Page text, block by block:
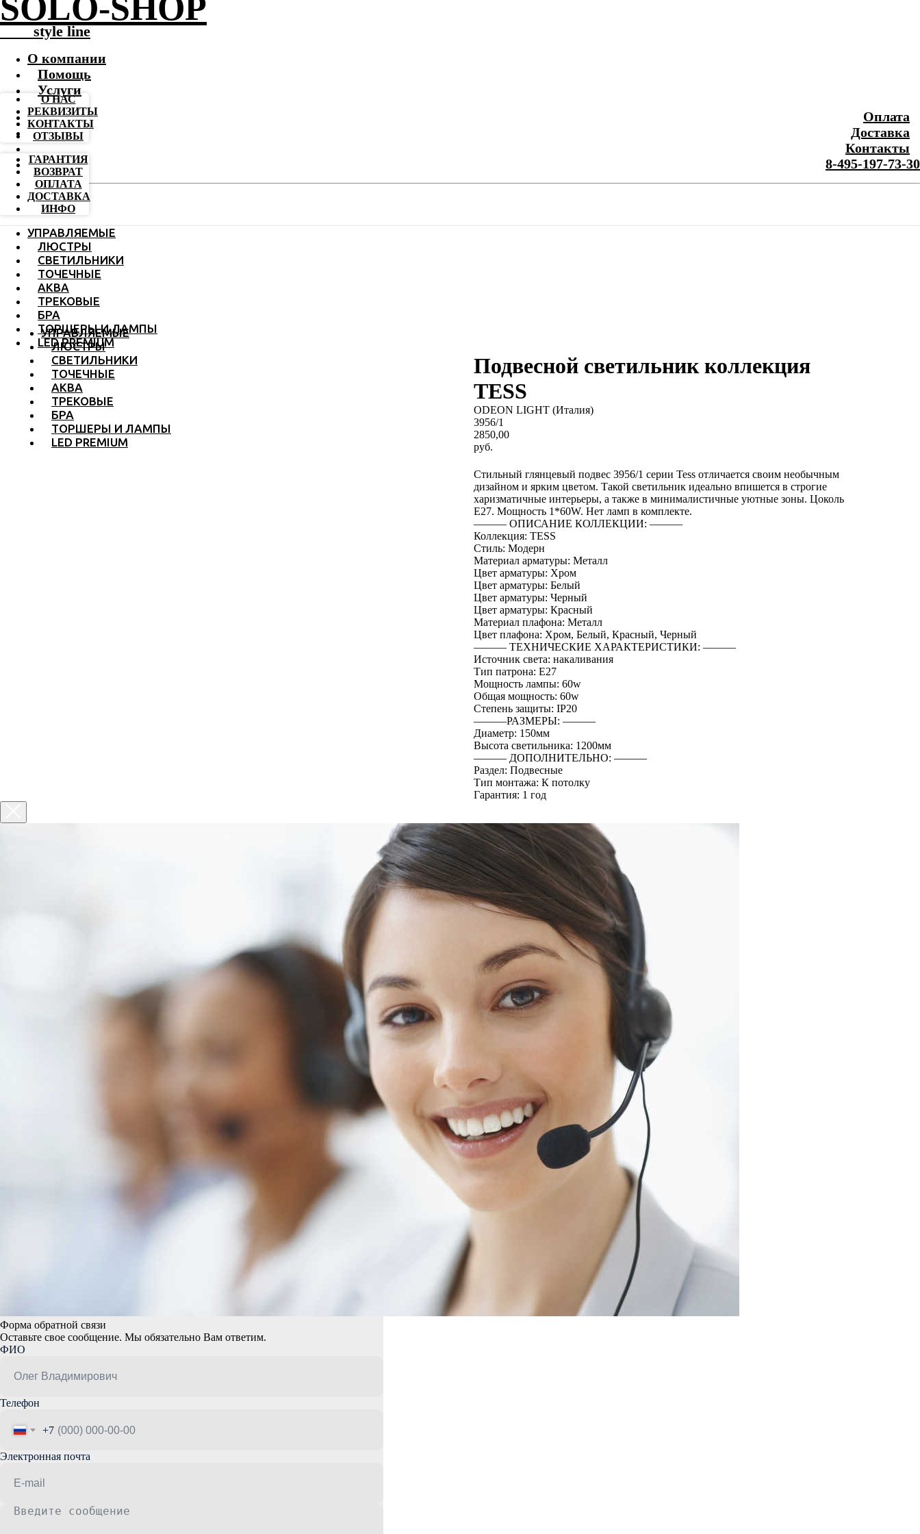
SOLO-SHOP
-------style line
О компании
Помощь
Услуги
Оплата
Доставка
Контакты
8-495-197-73-30
О НАС
РЕКВИЗИТЫ
КОНТАКТЫ
ОТЗЫВЫ
ГАРАНТИЯ
ВОЗВРАТ
ОПЛАТА
ДОСТАВКА
ИНФО
УПРАВЛЯЕМЫЕ
ЛЮСТРЫ
СВЕТИЛЬНИКИ
ТОЧЕЧНЫЕ
АКВА
ТРЕКОВЫЕ
БРА
ТОРШЕРЫ И ЛАМПЫ
LED PREMIUM
УПРАВЛЯЕМЫЕ
ЛЮСТРЫ
СВЕТИЛЬНИКИ
ТОЧЕЧНЫЕ
АКВА
ТРЕКОВЫЕ
БРА
ТОРШЕРЫ И ЛАМПЫ
LED PREMIUM
Подвесной светильник коллекция
TESS
ODEON LIGHT (Италия)
3956/1
2850,00
руб.
Стильный глянцевый подвес 3956/1 серии Tess отличается своим необычным
дизайном и ярким цветом. Такой светильник идеально впишется в строгие
харизматичные интерьеры, а также в минималистичные уютные зоны. Цоколь
E27. Мощность 1*60W. Нет ламп в комплекте.
――― ОПИСАНИЕ КОЛЛЕКЦИИ: ―――
Коллекция: TESS
Стиль: Модерн
Материал арматуры: Металл
Цвет арматуры: Хром
Цвет арматуры: Белый
Цвет арматуры: Черный
Цвет арматуры: Красный
Материал плафона: Металл
Цвет плафона: Хром, Белый, Красный, Черный
――― ТЕХНИЧЕСКИЕ ХАРАКТЕРИСТИКИ: ―――
Источник света: накаливания
Тип патрона: E27
Мощность лампы: 60w
Общая мощность: 60w
Степень защиты: IP20
―――РАЗМЕРЫ: ―――
Диаметр: 150мм
Высота светильника: 1200мм
――― ДОПОЛНИТЕЛЬНО: ―――
Раздел: Подвесные
Тип монтажа: К потолку
Гарантия: 1 год
Форма обратной связи
Оставьте свое сообщение. Мы обязательно Вам ответим.
ФИО
Телефон
+7
Электронная почта